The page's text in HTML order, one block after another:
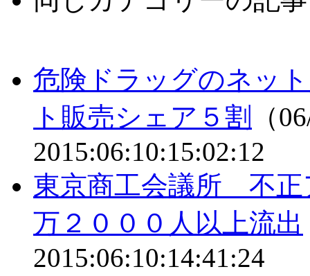
危険ドラッグのネッ
ト販売シェア５割
（
2015:06:10:15:02:12
東京商工会議所 不正
万２０００人以上流出
2015:06:10:14:41:24